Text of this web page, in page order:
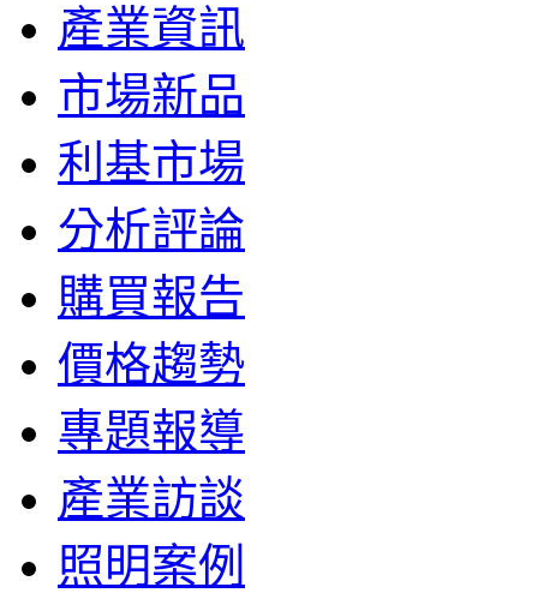
產業資訊
市場新品
利基市場
分析評論
購買報告
價格趨勢
專題報導
產業訪談
照明案例